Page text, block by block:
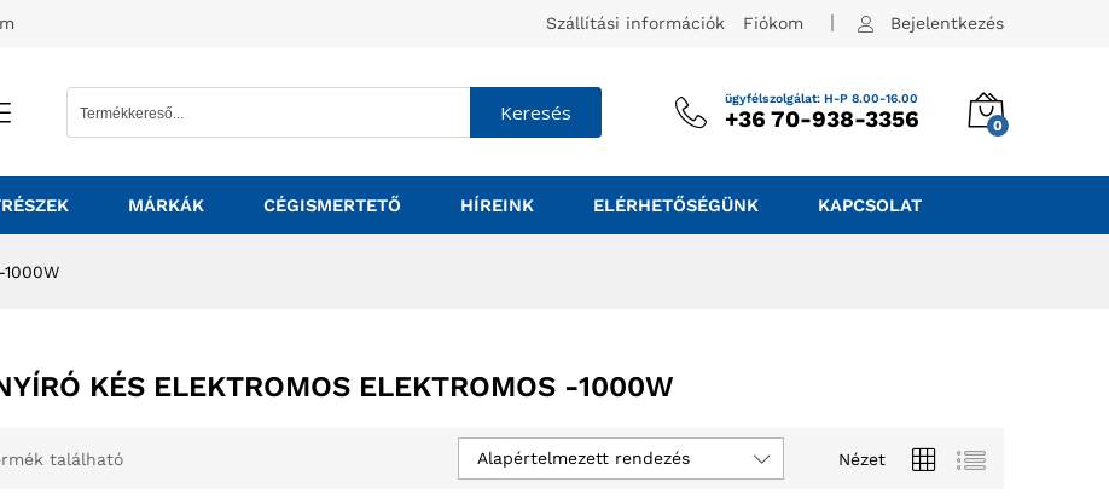
Szállítási információk Fiókom Bejelentkezés
Keresés
ügyfélszolgálat: H-P 8.00-16.00
+36 70-938-3356 0
MÁRKÁK CÉGISMERTETŐ HÍREINK ELÉRHETŐSÉGÜNK KAPCSOLAT
KÉS ELEKTROMOS ELEKTROMOS -1000W
található Nézet
Alapértelmezett rendezés